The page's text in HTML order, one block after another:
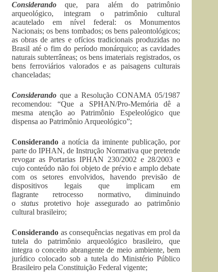
Considerandoque, para além do patrimônio
arqueológico, integram o patrimônio cultural
acautelado em nível federal: os Monumentos
Nacionais; os bens tombados; os bens paleontológicos;
as obras de artes e ofícios tradicionais produzidas no
Brasil até o fim do período monárquico; as cavidades
naturais subterrâneas; os bens imateriais registrados, os
bens ferroviários valorados e as paisagens culturais
chanceladas;
Considerando que a Resolução CONAMA 05/1987
recomendou: “Que a SPHAN/Pro-Memória dê a
mesma atenção ao Patrimônio Espeleológico que
dispensa ao Patrimônio Arqueológico”;
Considerando a notícia da iminente publicação, por
parte do IPHAN, de Instrução Normativa que pretende
revogar as Portarias IPHAN 230/2002 e 28/2003 e
cujo conteúdo não foi objeto de prévio e amplo debate
com os setores envolvidos, havendo previsão de
dispositivos legais que implicam em
flagrante retrocesso normativo, diminuindo
ostatus protetivo hoje assegurado ao patrimônio
cultural brasileiro;
Considerando as consequências negativas em prol da
tutela do patrimônio arqueológico brasileiro, que
integra o conceito abrangente de meio ambiente, bem
jurídico colocado sob a tutela do Ministério Público
Brasileiro pela Constituição Federal vigente;